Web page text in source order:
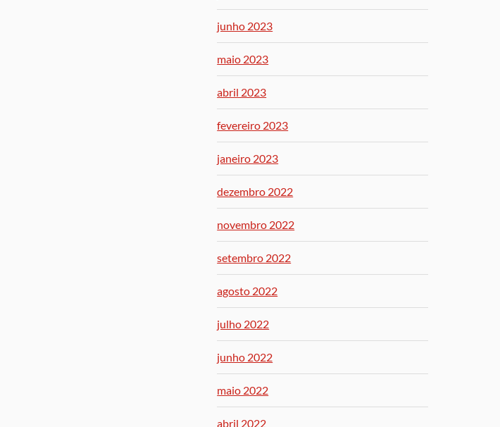
junho 2023
maio 2023
abril 2023
fevereiro 2023
janeiro 2023
dezembro 2022
novembro 2022
setembro 2022
agosto 2022
julho 2022
junho 2022
maio 2022
abril 2022